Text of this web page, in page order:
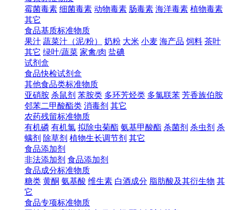
霉菌毒素 细菌毒素 动物毒素 肠毒素 海洋毒素 植物毒素
其它
食品基质标准物质
果汁 蔬菜汁（泥/粉） 奶粉 大米 小麦 海产品 饲料 茶叶
其它 绿叶/蔬菜 家禽/肉 盐碘
试剂盒
食品快检试剂盒
其他食品类标准物质
亚硝胺 杀鼠剂 苯胺类 多环芳烃类 多氯联苯 芳香族伯胺
邻苯二甲酸酯类 消毒剂 其它
农药残留标准物质
有机磷 有机氯 拟除虫菊酯 氨基甲酸酯 杀菌剂 杀虫剂 杀
螨剂 除草剂 植物生长调节剂 其它
食品添加剂
非法添加剂 食品添加剂
食品成分标准物质
糖类 黄酮 氨基酸 维生素 白酒成分 脂肪酸及其衍生物 其
它
食品专项标准物质